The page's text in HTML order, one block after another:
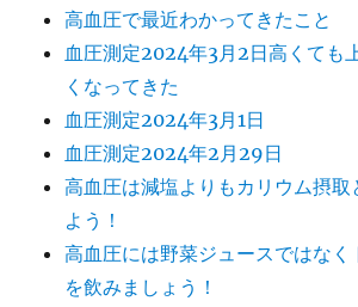
高血圧で最近わかってきたこと
血圧測定2024年3月2日高くても
くなってきた
血圧測定2024年3月1日
血圧測定2024年2月29日
高血圧は減塩よりもカリウム摂取
よう！
高血圧には野菜ジュースではなく
を飲みましょう！